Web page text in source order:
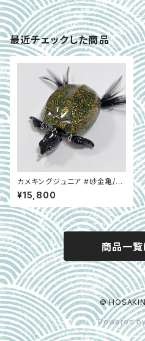
最近チェックした商品
カメキングジュニア #砂金亀/G
B
¥15,800
商品一覧
©
Powered